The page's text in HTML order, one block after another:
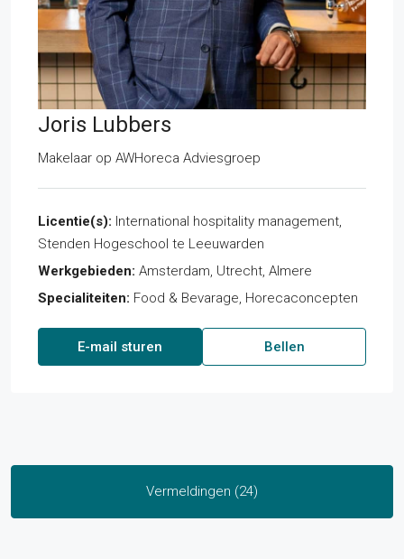
Joris Lubbers
Makelaar op AWHoreca Adviesgroep
Licentie(s): International hospitality management,
Stenden Hogeschool te Leeuwarden
Werkgebieden: Amsterdam, Utrecht, Almere
Specialiteiten: Food & Bevarage, Horecaconcepten
E-mail sturen Bellen
Vermeldingen (24)